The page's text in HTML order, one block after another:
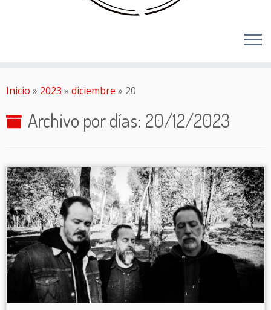
Inicio » 2023 » diciembre » 20
Archivo por días: 20/12/2023